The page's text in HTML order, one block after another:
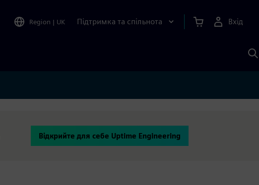
Region | UK Підтримка та спільнота Вхід
Відкрийте для себе Uptime Engineering